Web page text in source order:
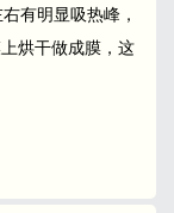
有明显吸热峰，
烘干做成膜，这